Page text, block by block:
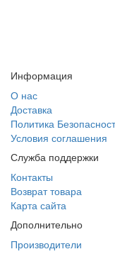
Информация
О нас
Доставка
Политика
Условия соглашения
Служба поддержки
Контакты
Возврат товара
Карта сайта
Дополнительно
Производители